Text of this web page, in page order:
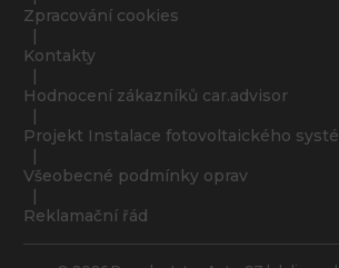
Zpracování cookies
Kontakty
Hodnocení zákazníků car.advisor
Projekt Instalace fotovoltaického
Všeobecné podmínky oprav
Reklamační řád